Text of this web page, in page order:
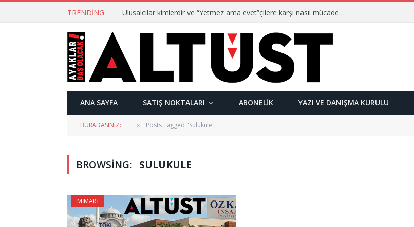
TRENDING Ulusalcılar kimlerdir ve “Yetmez ama evet”çilere karşı nasıl mücadele ederler?
ANA SAYFA SATIŞ NOKTALARI ABONELIK YAZI VE DANIŞMA KURULU
BURADASINIZ: » Posts Tagged "Sulukule"
BROWSING: SULUKULE
MIMARI